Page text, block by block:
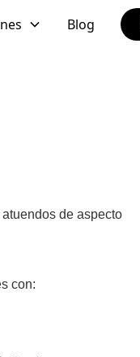
Blog
de aspecto
con: